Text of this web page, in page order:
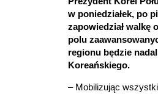
w poniedziałek, po
zapowiedział walkę
polu
regionu będzie
Koreańskiego.
– Mobilizując